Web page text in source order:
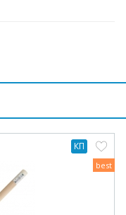
best
КП